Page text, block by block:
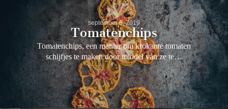
september 6, 2019
Tomatenchips
Tomatenchips, een manier om krokante tomaten
schijfjes te maken door middel van ze te…